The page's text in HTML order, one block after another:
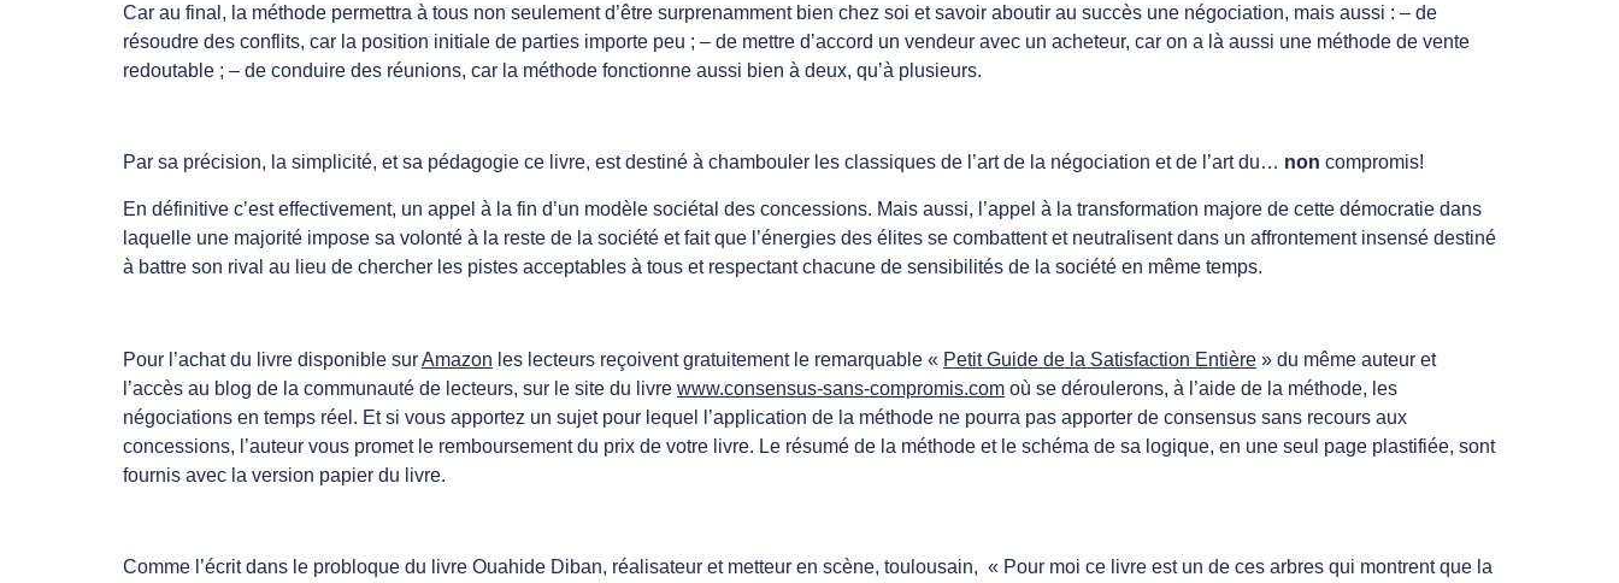
Car au final, la méthode permettra à tous non seulement d’être surprenamment bien chez soi et savoir aboutir au succès une négociation, mais aussi : – de
résoudre des conflits, car la position initiale de parties importe peu ; – de mettre d’accord un vendeur avec un acheteur, car on a là aussi une méthode de vente
redoutable ; – de conduire des réunions, car la méthode fonctionne aussi bien à deux, qu’à plusieurs.
Par sa précision, la simplicité, et sa pédagogie ce livre, est destiné à chambouler les classiques de l’art de la négociation et de l’art du… non compromis!
En définitive c’est effectivement, un appel à la fin d’un modèle sociétal des concessions. Mais aussi, l’appel à la transformation majore de cette démocratie dans
laquelle une majorité impose sa volonté à la reste de la société et fait que l’énergies des élites se combattent et neutralisent dans un affrontement insensé destiné
à battre son rival au lieu de chercher les pistes acceptables à tous et respectant chacune de sensibilités de la société en même temps.
Pour l’achat du livre disponible surAmazon les lecteurs reçoivent gratuitement le remarquable « Petit Guide de la Satisfaction Entière » du même auteur et
l’accès au blog de la communauté de lecteurs, sur le site du livre www.consensus-sans-compromis.com où se déroulerons, à l’aide de la méthode, les
négociations en temps réel. Et si vous apportez un sujet pour lequel l’application de la méthode ne pourra pas apporter de consensus sans recours aux
concessions, l’auteur vous promet le remboursement du prix de votre livre. Le résumé de la méthode et le schéma de sa logique, en une seul page plastifiée, sont
fournis avec la version papier du livre.
Comme l’écrit dans le probloque du livre Ouahide Diban, réalisateur et metteur en scène, toulousain, « Pour moi ce livre est un de ces arbres qui montrent que la